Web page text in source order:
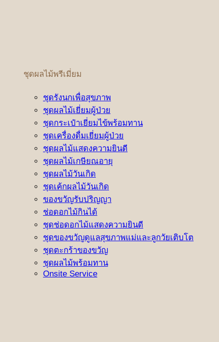
ชุดผลไม้พรีเมี่ยม
ชุดรังนกเพื่อสุขภาพ
ชุดผลไม้เยี่ยมผู้ป่วย
ชุดกระเป๋าเยี่ยมไข้พร้อมทาน
ชุดเครื่องดื่มเยี่ยมผู้ป่วย
ชุดผลไม้แสดงความยินดี
ชุดผลไม้เกษียณอายุ
ชุดผลไม้วันเกิด
ชุดเค้กผลไม้วันเกิด
ของขวัญรับปริญญา
ช่อดอกไม้กินได้
ชุดช่อดอกไม้แสดงความยินดี
ชุดของขวัญดูแลสุขภาพแม่และลูกวัยเติบโต
ชุดตะกร้าของขวัญ
ชุดผลไม้พร้อมทาน
Onsite Service